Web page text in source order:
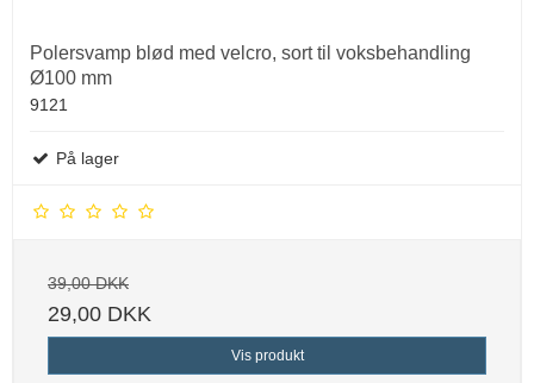
Polersvamp blød med velcro, sort til voksbehandling
Ø100 mm
9121
På lager
39,00 DKK
29,00 DKK
Vis produkt